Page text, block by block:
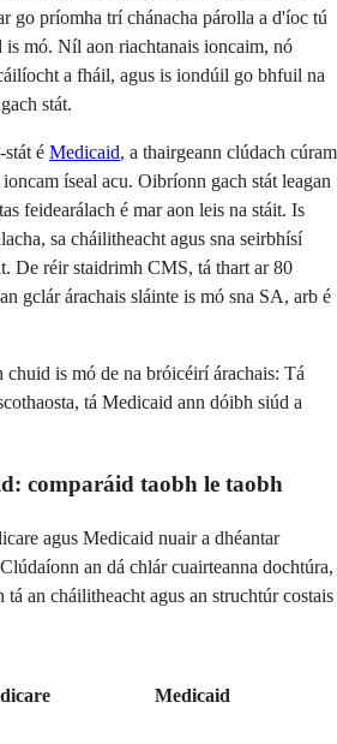
go príomha trí chánacha párolla a d'íoc tú
mó. Níl aon riachtanais ioncaim, nó
a fháil, agus is iondúil go bhfuil na
stát.
é Medicaid, a thairgeann clúdach cúram
íseal acu. Oibríonn gach stát leagan
feidearálach é mar aon leis na stáit. Is
sa cháilitheacht agus sna seirbhísí
De réir staidrimh CMS, tá thart ar 80
gclár árachais sláinte is mó sna SA, arb é
chuid is mó de na bróicéirí árachais: Tá
tá Medicaid ann dóibh siúd a
comparáid taobh le taobh
agus Medicaid nuair a dhéantar
an dá chlár cuairteanna dochtúra,
tá an cháilitheacht agus an struchtúr costais
Medicaid